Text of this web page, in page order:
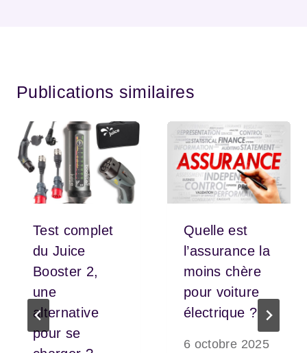
Publications similaires
Test complet
du Juice
Booster 2,
une
alternative
pour se
Quelle est
l’assurance la
moins chère
pour voiture
électrique ?
6 octobre 2025